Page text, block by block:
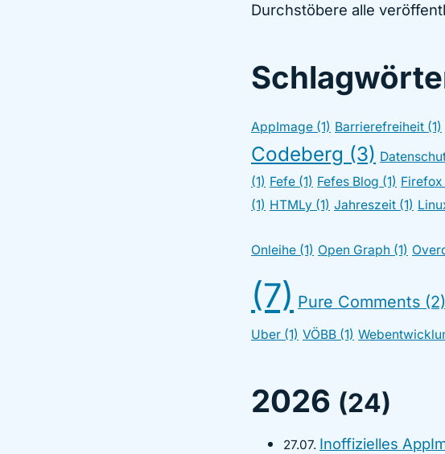
Durchstöbere alle
AppImage (1) Barrierefreiheit (1)
Codeberg (3)
(1) Fefe (1) Fefes Blog (1) Firefox
(1) HTMLy (1) Jahreszeit (1)
Onleihe (1) Open Graph (1)
(7) Pure Comments (2)
Uber (1) VÖBB (1)
2026 (24)
27.07. Inoffizielles